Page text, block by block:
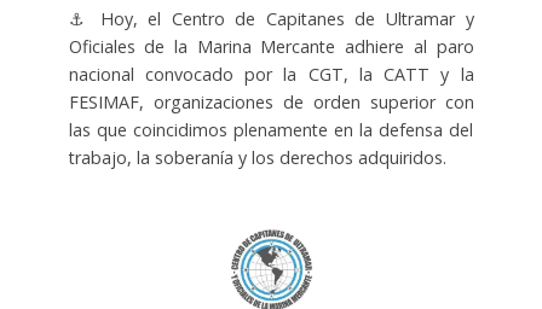
⚓ Hoy, el Centro de Capitanes de Ultramar y
Oficiales de la Marina Mercante adhiere al paro
nacional convocado por la CGT, la CATT y la
FESIMAF, organizaciones de orden superior con
las que coincidimos plenamente en la defensa del
trabajo, la soberanía y los derechos adquiridos.